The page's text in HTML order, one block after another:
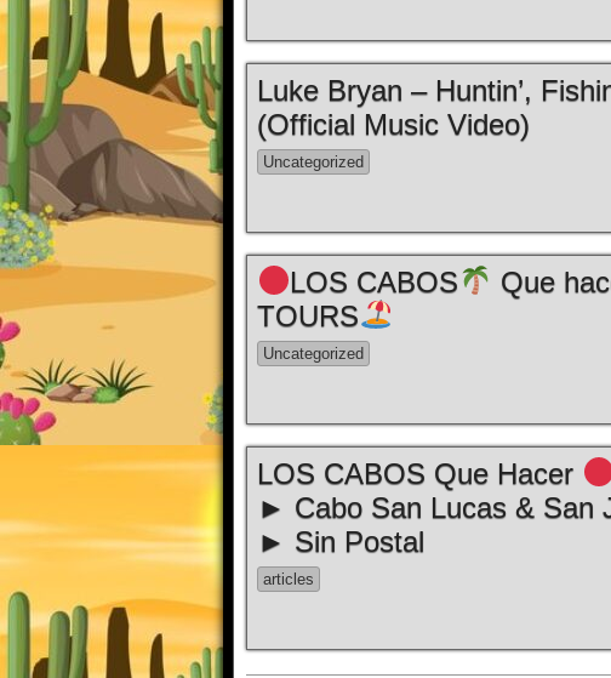
Luke Bryan – Huntin’,
(Official Music Video)
Uncategorized
LOS CABOS
Que
TOURS
Uncategorized
LOS CABOS Que Hacer
► Cabo San Lucas & San
► Sin Postal
articles